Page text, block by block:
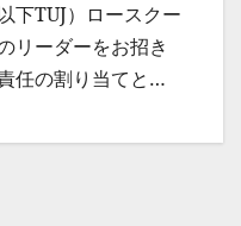
下TUJ）ロースクー
リーダーをお招き
任の割り当てと…